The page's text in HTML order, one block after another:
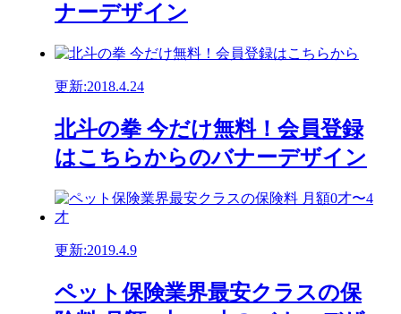
ナーデザイン
更新:2018.4.24
北斗の拳 今だけ無料！会員登録
はこちらからのバナーデザイン
更新:2019.4.9
ペット保険業界最安クラスの保